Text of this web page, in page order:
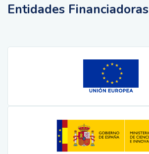
Entidades Financiadoras